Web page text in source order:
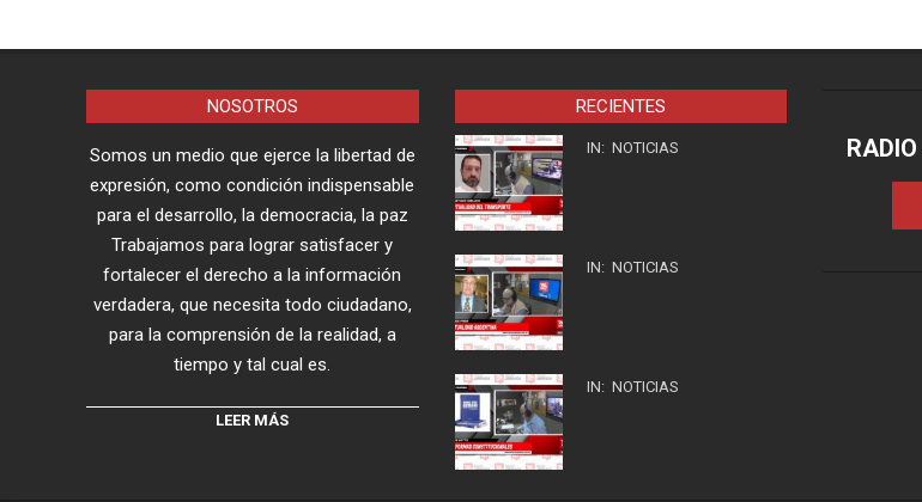
NOSOTROS
Somos un medio que ejerce la libertad de
expresión, como condición indispensable
para el desarrollo, la democracia, la paz
Trabajamos para lograr satisfacer y
fortalecer el derecho a la información
verdadera, que necesita todo ciudadano,
para la comprensión de la realidad, a
tiempo y tal cual es.
LEER MÁS
RECIENTES
IN: NOTICIAS
IN: NOTICIAS
IN: NOTICIAS